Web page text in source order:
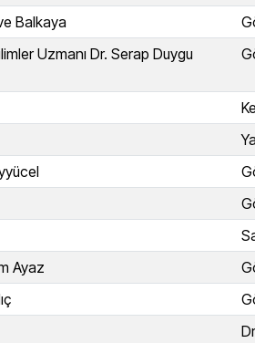
Balkaya
Uzmanı Dr. Serap Duygu
Ayaz